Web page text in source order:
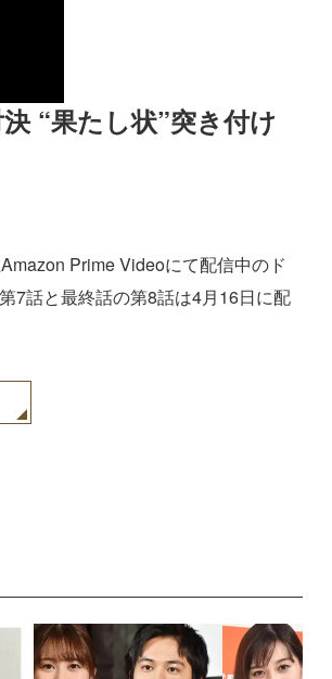
“果たし状”突き付け
Prime Videoにて配信中のド
7話と最終話の第8話は4月16日に配